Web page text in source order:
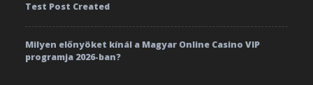
Test Post Created
Milyen előnyöket kínál a Magyar Online Casino VIP
programja 2026-ban?